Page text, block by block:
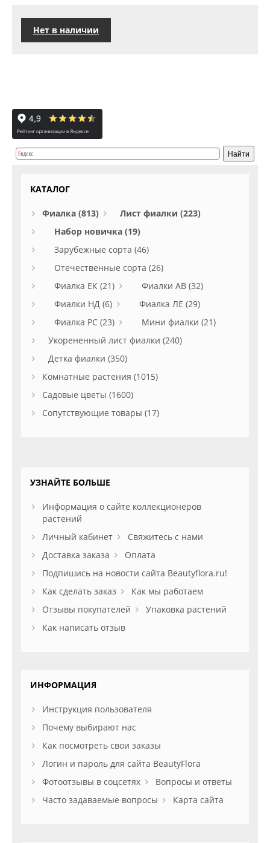
Нет в наличии
КАТАЛОГ
Фиалка (813)
Лист фиалки (223)
Набор новичка (19)
Зарубежные сорта (46)
Отечественные сорта (26)
Фиалка ЕК (21)
Фиалки АВ (32)
Фиалки НД (6)
Фиалка ЛЕ (29)
Фиалка РС (23)
Мини фиалки (21)
Укорененный лист фиалки (240)
Детка фиалки (350)
Комнатные растения (1015)
Садовые цветы (1600)
Сопутствующие товары (17)
УЗНАЙТЕ БОЛЬШЕ
Информация о сайте коллекционеров
растений
Личный кабинет
Свяжитесь с нами
Доставка заказа
Оплата
Подпишись на новости сайта Beautyflora.ru!
Как сделать заказ
Как мы работаем
Отзывы покупателей
Упаковка растений
Как написать отзыв
ИНФОРМАЦИЯ
Инструкция пользователя
Почему выбирают нас
Как посмотреть свои заказы
Логин и пароль для сайта BeautyFlora
Фотоотзывы в соцсетях
Вопросы и ответы
Часто задаваемые вопросы
Карта сайта